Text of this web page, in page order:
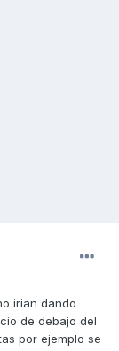
irian dando
de debajo del
por ejemplo se